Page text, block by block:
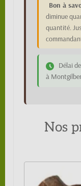
Bon à
diminue
quantité.
Délai
à
Nos